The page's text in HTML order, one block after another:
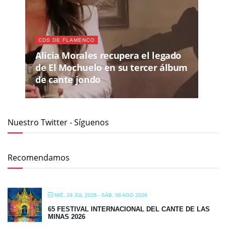
CDS DE FLAMENCO
Alicia Morales recupera el legado
de El Mochuelo en su tercer álbum
de cante jondo
Nuestro Twitter - Síguenos
Recomendamos
MIÉ, 29 JUL 2026 - SÁB, 08 AGO 2026
65 FESTIVAL INTERNACIONAL DEL CANTE DE LAS
MINAS 2026